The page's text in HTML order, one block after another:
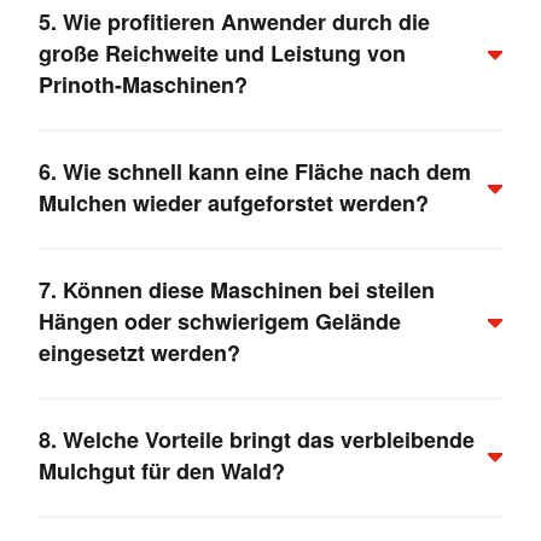
– sowohl mechanisch als auch hydraulisch. In vielen
Fällen ist eine Nachrüstung problemlos möglich.
5. Wie profitieren Anwender durch die
große Reichweite und Leistung von
Prinoth-Maschinen?
dass auch weitläufige Schadflächen oder stark
bewachsenes Gelände schnell bearbeitet werden
6. Wie schnell kann eine Fläche nach dem
Mulchen wieder aufgeforstet werden?
den Boden verbessert, kann unmittelbar nach der
Bearbeitung mit der Wiederaufforstung begonnen
werden.
7. Können diese Maschinen bei steilen
Hängen oder schwierigem Gelände
eingesetzt werden?
anspruchsvollen Geländeformen wie steilen Hängen
oder unebenem Waldboden maximale Effizienz und
8. Welche Vorteile bringt das verbleibende
Mulchgut für den Wald?